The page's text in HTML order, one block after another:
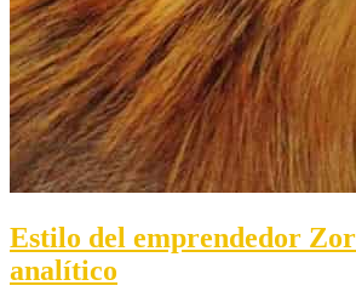
Estilo del emprendedor
analítico